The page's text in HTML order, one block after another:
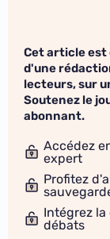
Cet article est
d'une
lecteurs, sur
Soutenez le
abonnant.
Accédez
expert
Profitez
Intégrez
débats